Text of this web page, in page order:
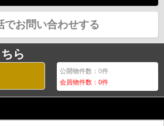
でお問い合わせする
ら
公開物件数：0件
会員物件数：0件